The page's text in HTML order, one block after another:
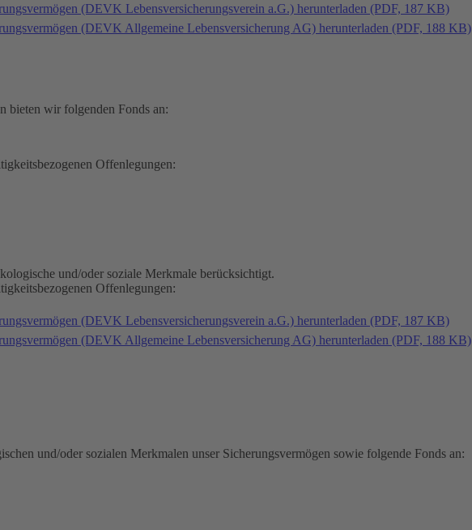
(DEVK Lebensversicherungsverein a.G.) herunterladen (PDF, 187 KB)
(DEVK Allgemeine Lebensversicherung AG) herunterladen (PDF, 188 KB)
bieten wir folgenden Fonds an:
Offenlegungen:
und/oder soziale Merkmale berücksichtigt.
Offenlegungen:
(DEVK Lebensversicherungsverein a.G.) herunterladen (PDF, 187 KB)
(DEVK Allgemeine Lebensversicherung AG) herunterladen (PDF, 188 KB)
und/oder sozialen Merkmalen unser Sicherungsvermögen sowie folgende Fonds an: